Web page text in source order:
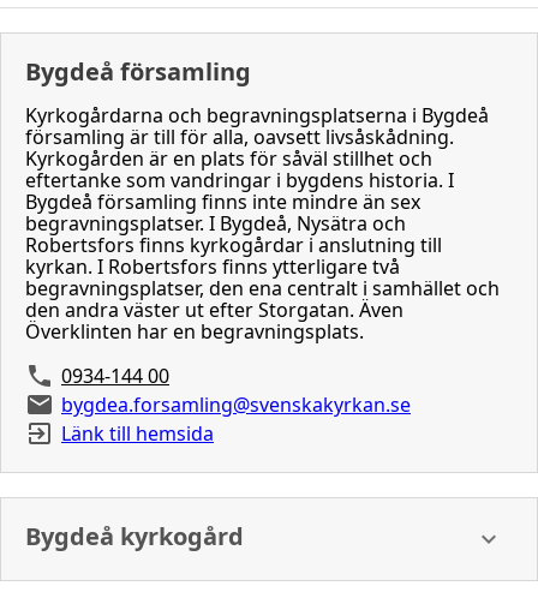
Bygdeå församling
Kyrkogårdarna och begravningsplatserna i Bygdeå
församling är till för alla, oavsett livsåskådning.
Kyrkogården är en plats för såväl stillhet och
eftertanke som vandringar i bygdens historia. I
Bygdeå församling finns inte mindre än sex
begravningsplatser. I Bygdeå, Nysätra och
Robertsfors finns kyrkogårdar i anslutning till
kyrkan. I Robertsfors finns ytterligare två
begravningsplatser, den ena centralt i samhället och
den andra väster ut efter Storgatan. Även
Överklinten har en begravningsplats.
0934-144 00
bygdea.forsamling@svenskakyrkan.se
Länk till hemsida
Bygdeå kyrkogård